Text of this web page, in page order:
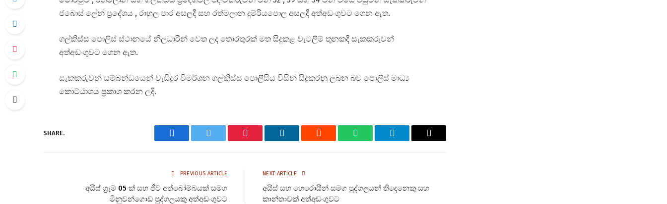
ජබොස් ලේන් ප්‍රදේශය , රාහුල පාර අසලදී සහ රත්මලාන දුම්රියපොල අසලදී අත්අඩංගුවට ගෙන ඇත.
ගල්කිස්ස පොලිස් ස්ථානයේ නිලධාරීන් වෙත ලද තොරතුරක් මත සිදුකළ වැටලීම් තුනකදී සැකකරුවන්
අත්අඩංගුවට ගෙන ඇත.
සැකකරුවන් සම්බන්ධයෙන් වැඩිදුර විමර්ශන ගල්කිස්ස පොලීසිය විසින් සිදුකරනු ලබන බව පොලිස් මාධ්‍ය
කොට්ඨාශය ප්‍රකාශ කරන ලදි.
SHARE.
Facebook Twitter Pinterest LinkedIn Reddit WhatsAppTelegram Email
PREVIOUS ARTICLE
අයිස් ග්‍රෑම් 05 ක් සහ ජීව අත්බෝම්බයක් සමග
මිනුවන්ගොඩ පුද්ගලයකු අත්අඩංගුවට
NEXT ARTICLE
අයිස් සහ හෙරොයින් සමග පුද්ගලයන් තිදෙනෙකු සහ
කාන්තාවක් අත්අඩංගුවට